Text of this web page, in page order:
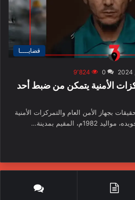
قضايــــا
0 9٬824
الأمنية يتمكن من ضبط أحد
بجهاز الأمن العام والتمركزات الأمنية
المقيم بمدينة…